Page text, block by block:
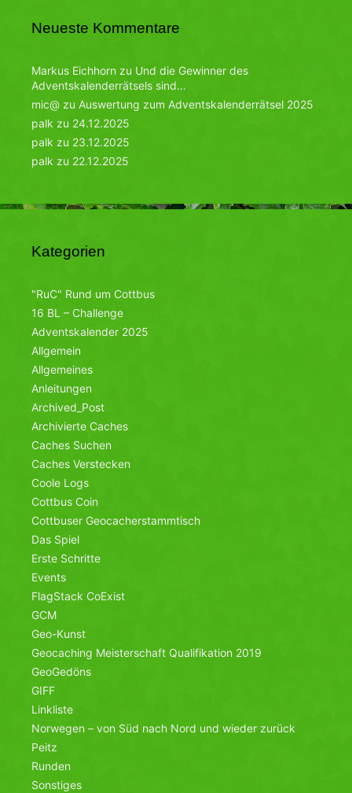
Neueste Kommentare
Markus Eichhorn zu Und die Gewinner des
Adventskalenderrätsels sind…
mic@ zu Auswertung zum Adventskalenderrätsel 2025
palk zu 24.12.2025
palk zu 23.12.2025
palk zu 22.12.2025
Kategorien
"RuC" Rund um Cottbus
16 BL – Challenge
Adventskalender 2025
Allgemein
Allgemeines
Anleitungen
Archived_Post
Archivierte Caches
Caches Suchen
Caches Verstecken
Coole Logs
Cottbus Coin
Cottbuser Geocacherstammtisch
Das Spiel
Erste Schritte
Events
FlagStack CoExist
GCM
Geo-Kunst
Geocaching Meisterschaft Qualifikation 2019
GeoGedöns
GIFF
Linkliste
Norwegen – von Süd nach Nord und wieder zurück
Peitz
Runden
Sonstiges